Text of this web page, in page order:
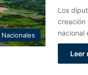
Nacionales
Los
creación
nacional
Leer